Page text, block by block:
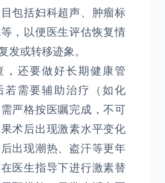
包括妇科超声、肿瘤标
，以便医生评估恢复情
发或转移迹象。
，还要做好长期健康管
若需要辅助治疗（如化
严格按医嘱完成，不可
术后出现激素水平变化
后出现潮热、盗汗等更年
医生指导下进行激素替